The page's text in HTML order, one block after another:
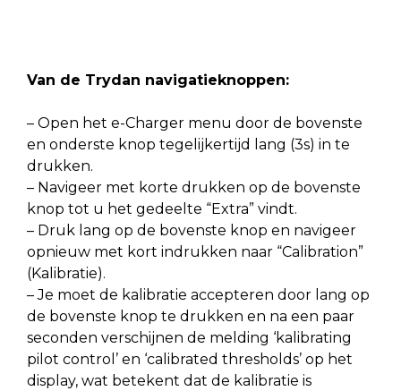
Van de Trydan navigatieknoppen:
– Open het e-Charger menu door de bovenste
en onderste knop tegelijkertijd lang (3s) in te
drukken.
– Navigeer met korte drukken op de bovenste
knop tot u het gedeelte “Extra” vindt.
– Druk lang op de bovenste knop en navigeer
opnieuw met kort indrukken naar “Calibration”
(Kalibratie).
– Je moet de kalibratie accepteren door lang op
de bovenste knop te drukken en na een paar
seconden verschijnen de melding ‘kalibrating
pilot control’ en ‘calibrated thresholds’ op het
display, wat betekent dat de kalibratie is